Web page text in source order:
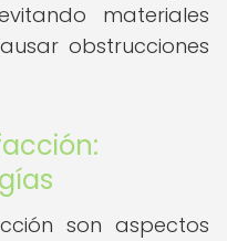
materiales
obstrucciones
son aspectos